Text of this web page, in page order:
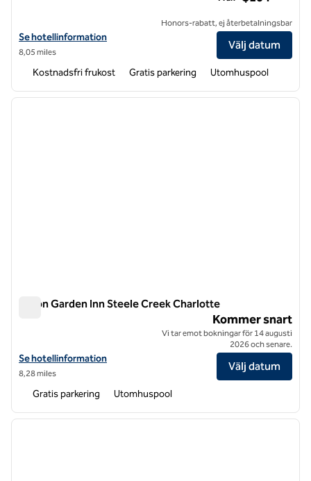
Visa hotelluppgifter för Homewood Suites by Hilton Charlotte/
Se hotellinformation
8,05 miles
Honors-rabatt, ej återbetalningsbar
Välj datum
Kostnadsfri frukost Gratis parkering Utomhuspool
1 av 8
nästa
Hilton Garden Inn Steele Creek Charlotte
Hilton Garden Inn Steele Creek Charlotte
Visa hotelluppgifter för Hilton Garden Inn Steele Creek Charlotte
Se hotellinformation
8,28 miles
Kommer snart
Vi tar emot bokningar för 14 augusti
2026 och senare.
Välj datum
Gratis parkering Utomhuspool
1 av 12
nästa